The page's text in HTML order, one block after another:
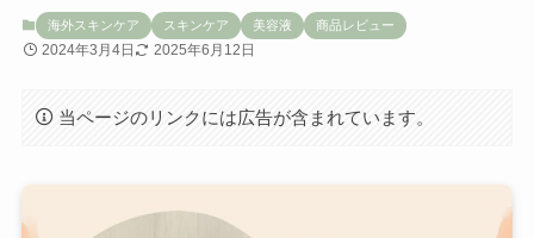
海外スキンケア スキンケア 美容液 商品レビュー
2024年3月4日 2025年6月12日
当ページのリンクには広告が含まれています。